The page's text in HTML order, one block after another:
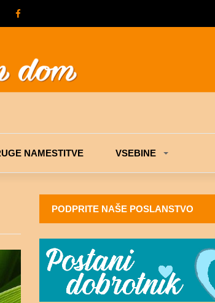
NAMESTITVE VSEBINE
PODPRITE NAŠE POSLANSTVO